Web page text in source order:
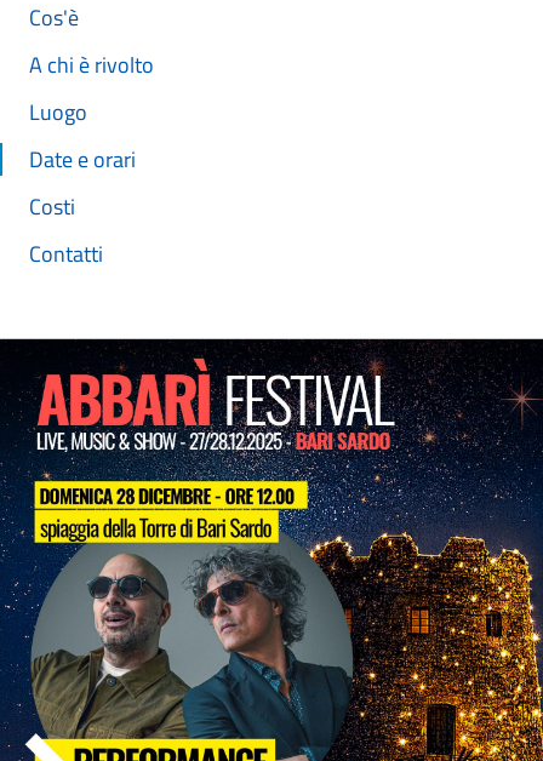
Cos'è
A chi è rivolto
Luogo
Date e orari
Costi
Contatti